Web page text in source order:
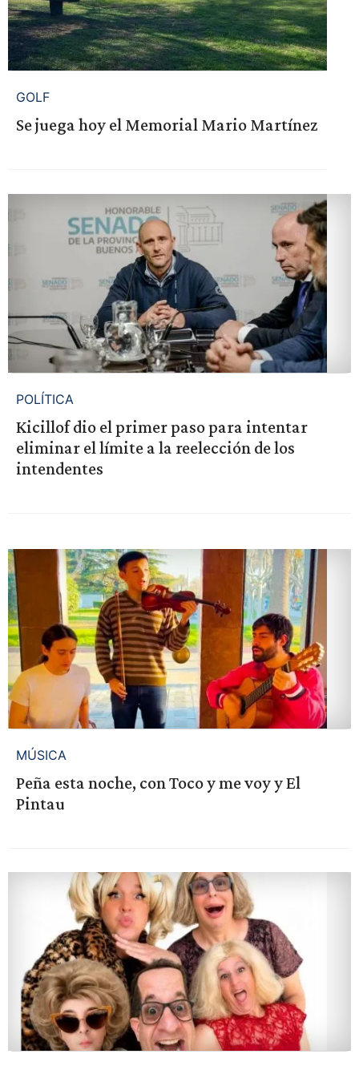
GOLF
Se juega hoy el Memorial Mario Martínez
POLÍTICA
Kicillof dio el primer paso para intentar
eliminar el límite a la reelección de los
intendentes
MÚSICA
Peña esta noche, con Toco y me voy y El
Pintau